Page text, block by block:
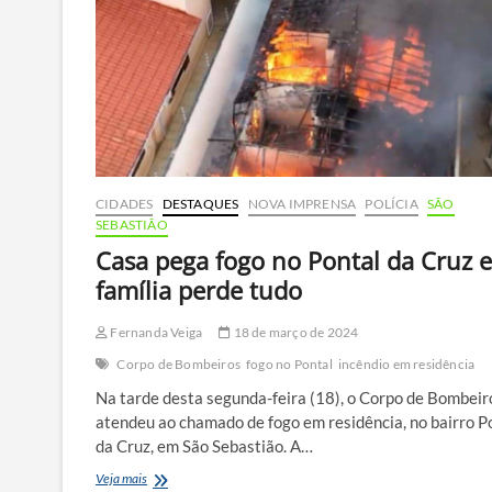
Caraguatatuba
CIDADES DESTAQUES NOVA IMPRENSA POLÍCIA SÃO
SEBASTIÃO
Casa pega fogo no Pontal da Cruz e
família perde tudo
Fernanda Veiga
18 de março de 2024
Corpo de Bombeiros fogo no Pontal incêndio em residência
Na tarde desta segunda-feira (18), o Corpo de
atendeu ao chamado de fogo em residência, no bairro
da Cruz, em São Sebastião. A…
Veja maisCasa